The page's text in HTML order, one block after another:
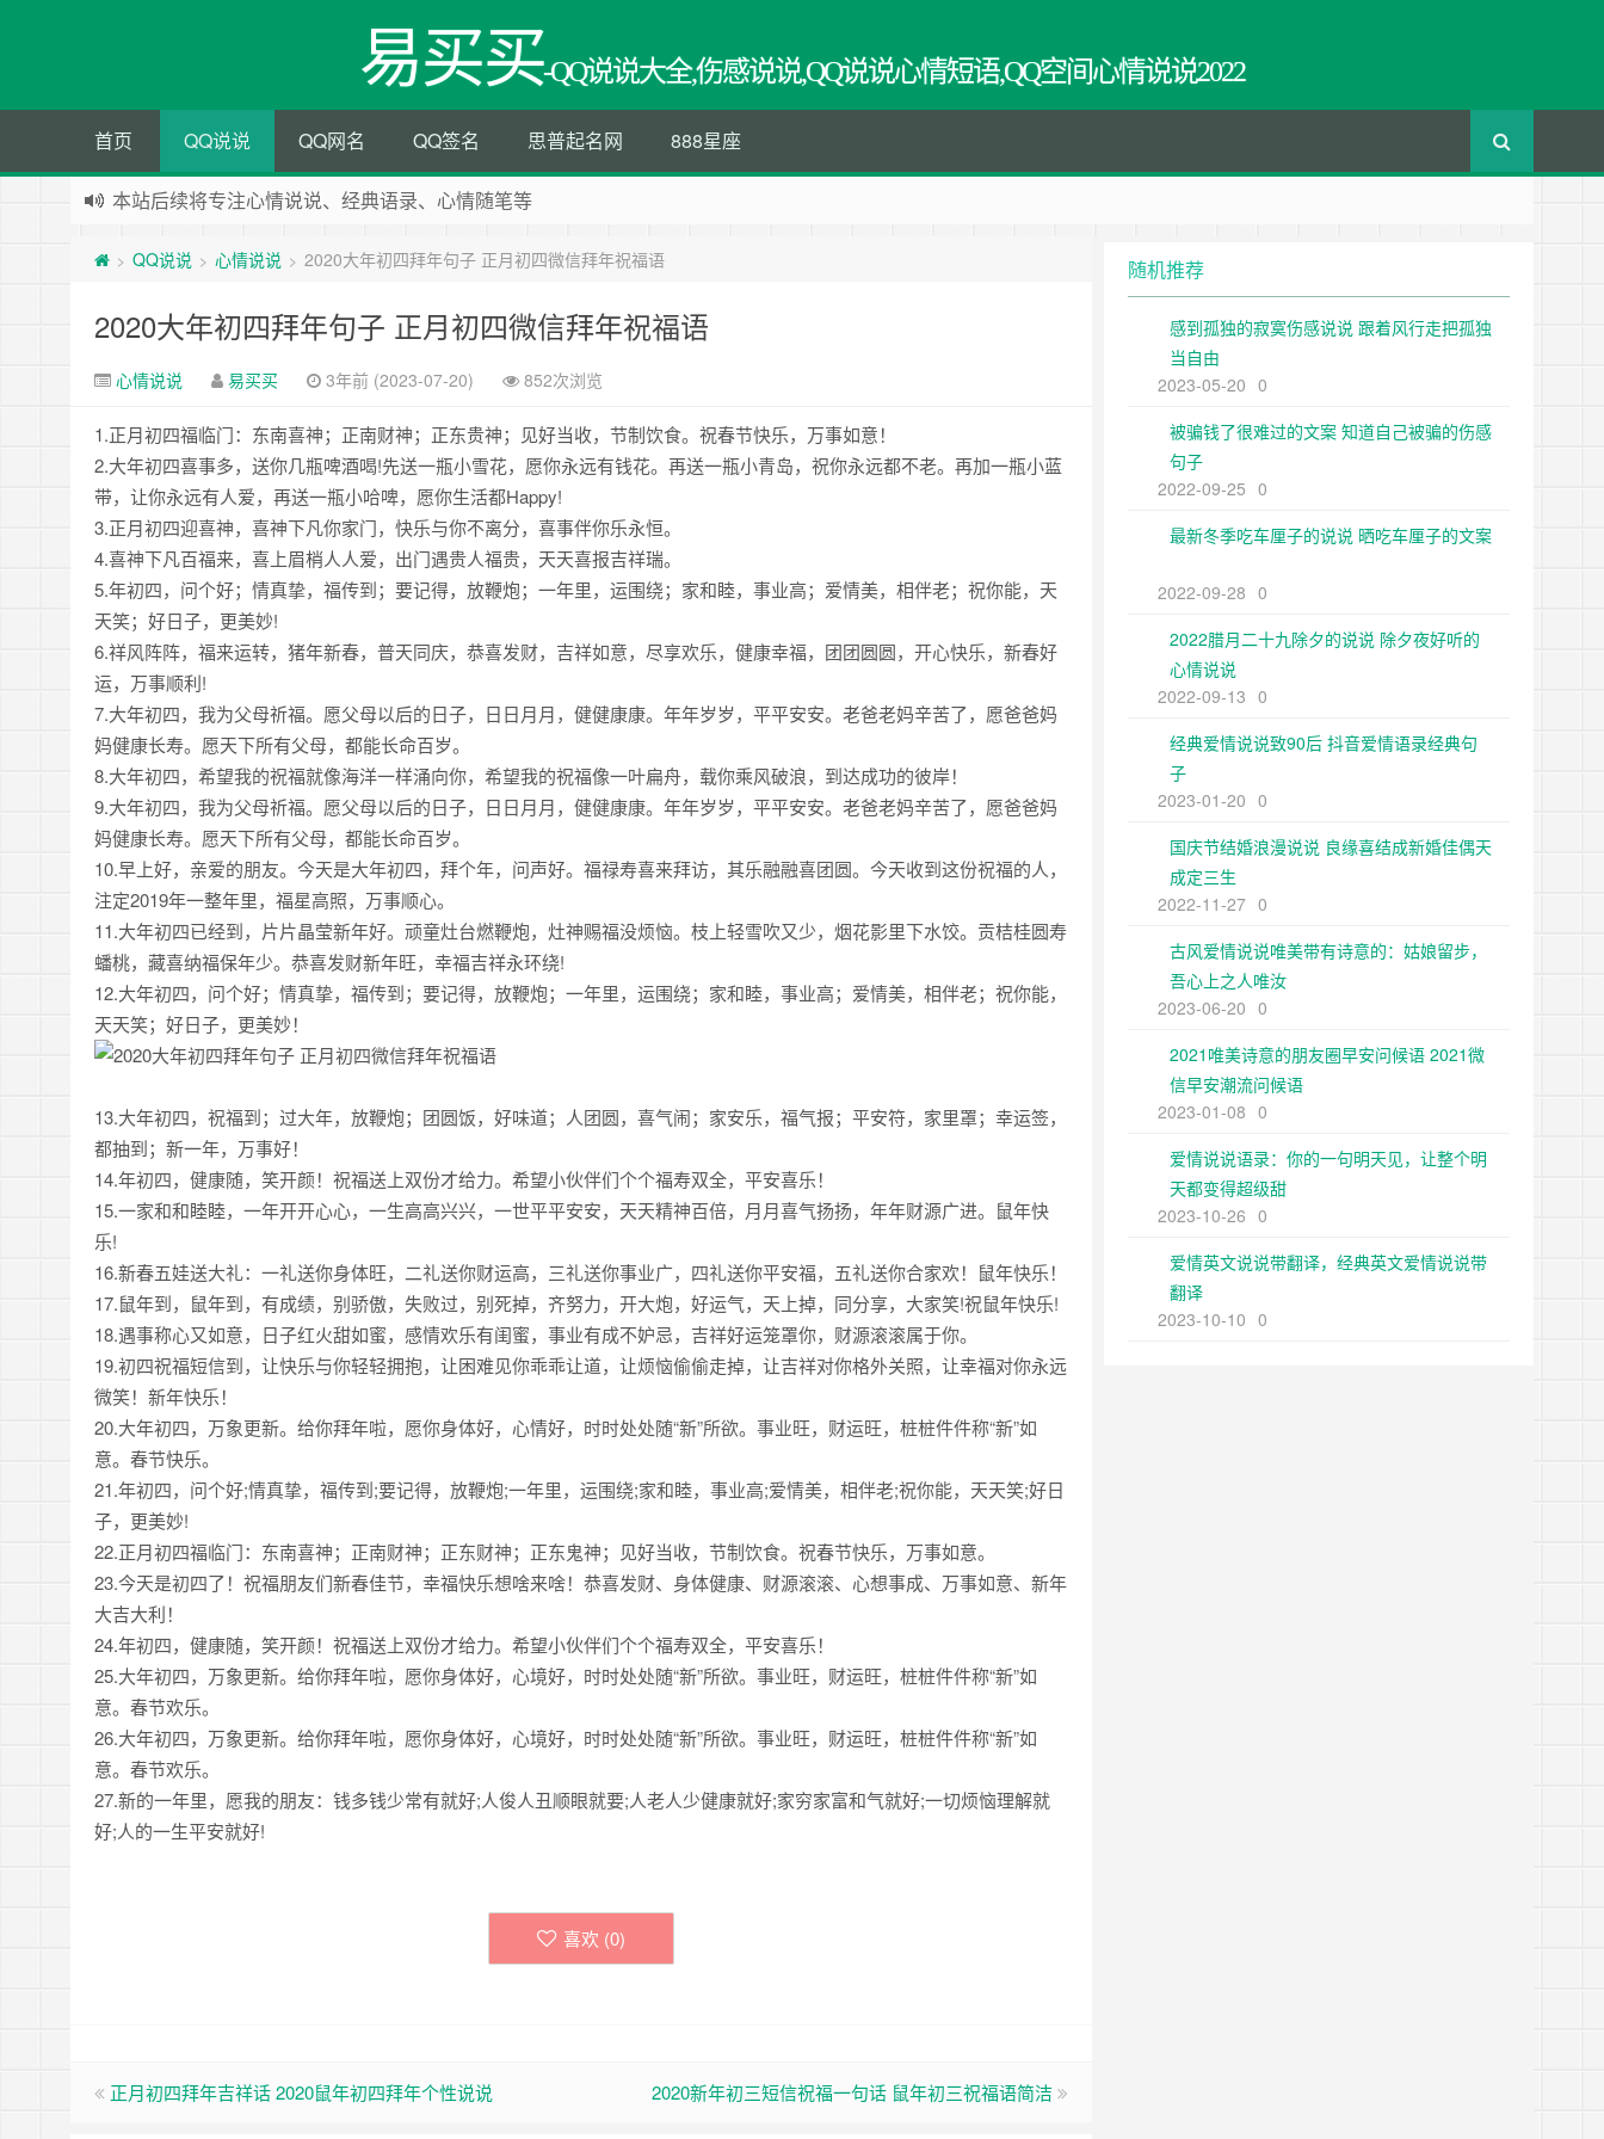
易买买-QQ说说大全,伤感说说,QQ说说心情短语,QQ空间心情说说2022
首页 QQ说说 QQ网名 QQ签名 思普起名网 888星座
本站后续将专注心情说说、经典语录、心情随笔等
> QQ说说 > 心情说说 > 2020大年初四拜年句子 正月初四微信拜年祝福语
2020大年初四拜年句子 正月初四微信拜年祝福语
心情说说 易买买 3年前 (2023-07-20) 852次浏览
1.正月初四福临门：东南喜神；正南财神；正东贵神；见好当收，节制饮食。祝春节快乐，万事如意！
2.大年初四喜事多，送你几瓶啤酒喝!先送一瓶小雪花，愿你永远有钱花。再送一瓶小青岛，祝你永远都不老。再加一瓶小蓝
带，让你永远有人爱，再送一瓶小哈啤，愿你生活都Happy!
3.正月初四迎喜神，喜神下凡你家门，快乐与你不离分，喜事伴你乐永恒。
4.喜神下凡百福来，喜上眉梢人人爱，出门遇贵人福贵，天天喜报吉祥瑞。
5.年初四，问个好；情真挚，福传到；要记得，放鞭炮；一年里，运围绕；家和睦，事业高；爱情美，相伴老；祝你能，天
天笑；好日子，更美妙!
6.祥风阵阵，福来运转，猪年新春，普天同庆，恭喜发财，吉祥如意，尽享欢乐，健康幸福，团团圆圆，开心快乐，新春好
运，万事顺利!
7.大年初四，我为父母祈福。愿父母以后的日子，日日月月，健健康康。年年岁岁，平平安安。老爸老妈辛苦了，愿爸爸妈
妈健康长寿。愿天下所有父母，都能长命百岁。
8.大年初四，希望我的祝福就像海洋一样涌向你，希望我的祝福像一叶扁舟，载你乘风破浪，到达成功的彼岸！
9.大年初四，我为父母祈福。愿父母以后的日子，日日月月，健健康康。年年岁岁，平平安安。老爸老妈辛苦了，愿爸爸妈
妈健康长寿。愿天下所有父母，都能长命百岁。
10.早上好，亲爱的朋友。今天是大年初四，拜个年，问声好。福禄寿喜来拜访，其乐融融喜团圆。今天收到这份祝福的人，
注定2019年一整年里，福星高照，万事顺心。
11.大年初四已经到，片片晶莹新年好。顽童灶台燃鞭炮，灶神赐福没烦恼。枝上轻雪吹又少，烟花影里下水饺。贡桔桂圆寿
蟠桃，藏喜纳福保年少。恭喜发财新年旺，幸福吉祥永环绕!
12.大年初四，问个好；情真挚，福传到；要记得，放鞭炮；一年里，运围绕；家和睦，事业高；爱情美，相伴老；祝你能，
天天笑；好日子，更美妙！
13.大年初四，祝福到；过大年，放鞭炮；团圆饭，好味道；人团圆，喜气闹；家安乐，福气报；平安符，家里罩；幸运签，
都抽到；新一年，万事好！
14.年初四，健康随，笑开颜！祝福送上双份才给力。希望小伙伴们个个福寿双全，平安喜乐！
15.一家和和睦睦，一年开开心心，一生高高兴兴，一世平平安安，天天精神百倍，月月喜气扬扬，年年财源广进。鼠年快
乐!
16.新春五娃送大礼：一礼送你身体旺，二礼送你财运高，三礼送你事业广，四礼送你平安福，五礼送你合家欢！鼠年快乐！
17.鼠年到，鼠年到，有成绩，别骄傲，失败过，别死掉，齐努力，开大炮，好运气，天上掉，同分享，大家笑!祝鼠年快乐!
18.遇事称心又如意，日子红火甜如蜜，感情欢乐有闺蜜，事业有成不妒忌，吉祥好运笼罩你，财源滚滚属于你。
19.初四祝福短信到，让快乐与你轻轻拥抱，让困难见你乖乖让道，让烦恼偷偷走掉，让吉祥对你格外关照，让幸福对你永远
微笑！新年快乐！
20.大年初四，万象更新。给你拜年啦，愿你身体好，心情好，时时处处随“新”所欲。事业旺，财运旺，桩桩件件称“新”如
意。春节快乐。
21.年初四，问个好;情真挚，福传到;要记得，放鞭炮;一年里，运围绕;家和睦，事业高;爱情美，相伴老;祝你能，天天笑;好日
子，更美妙!
22.正月初四福临门：东南喜神；正南财神；正东财神；正东鬼神；见好当收，节制饮食。祝春节快乐，万事如意。
23.今天是初四了！祝福朋友们新春佳节，幸福快乐想啥来啥！恭喜发财、身体健康、财源滚滚、心想事成、万事如意、新年
大吉大利！
24.年初四，健康随，笑开颜！祝福送上双份才给力。希望小伙伴们个个福寿双全，平安喜乐！
25.大年初四，万象更新。给你拜年啦，愿你身体好，心境好，时时处处随“新”所欲。事业旺，财运旺，桩桩件件称“新”如
意。春节欢乐。
26.大年初四，万象更新。给你拜年啦，愿你身体好，心境好，时时处处随“新”所欲。事业旺，财运旺，桩桩件件称“新”如
意。春节欢乐。
27.新的一年里，愿我的朋友：钱多钱少常有就好;人俊人丑顺眼就要;人老人少健康就好;家穷家富和气就好;一切烦恼理解就
好;人的一生平安就好!
喜欢 (0)
正月初四拜年吉祥话 2020鼠年初四拜年个性说说 2020新年初三短信祝福一句话 鼠年初三祝福语简洁
随机推荐
感到孤独的寂寞伤感说说 跟着风行走把孤独
当自由
2023-05-20 0
被骗钱了很难过的文案 知道自己被骗的伤感
句子
2022-09-25 0
最新冬季吃车厘子的说说 晒吃车厘子的文案
2022-09-28 0
2022腊月二十九除夕的说说 除夕夜好听的
心情说说
2022-09-13 0
经典爱情说说致90后 抖音爱情语录经典句
子
2023-01-20 0
国庆节结婚浪漫说说 良缘喜结成新婚佳偶天
成定三生
2022-11-27 0
古风爱情说说唯美带有诗意的：姑娘留步，
吾心上之人唯汝
2023-06-20 0
2021唯美诗意的朋友圈早安问候语 2021微
信早安潮流问候语
2023-01-08 0
爱情说说语录：你的一句明天见，让整个明
天都变得超级甜
2023-10-26 0
爱情英文说说带翻译，经典英文爱情说说带
翻译
2023-10-10 0